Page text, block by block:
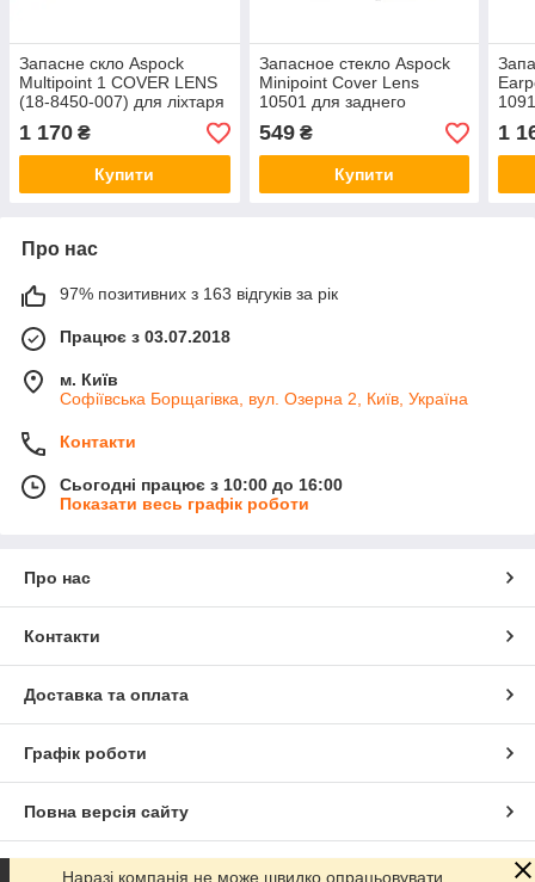
Запасне скло Aspock
Multipoint 1 COVER LENS
(18-8450-007) для ліхтаря
1 170 ₴
Купити
Запасное стекло Aspock
Minipoint Cover Lens
10501 для заднего
549₴
Купити
1
Про нас
97% позитивних з 163 відгуків за рік
Працює з 03.07.2018
м. Київ
Софіївська Борщагівка, вул. Озерна 2, Київ, Україна
Контакти
Сьогодні працює з 10:00 до 16:00
Показати весь графік роботи
Про нас
Контакти
Доставка та оплата
Графік роботи
Повна версія сайту
Сайт створено на маркетплейсі
Наразі компанія не може швидко опрацьовувати